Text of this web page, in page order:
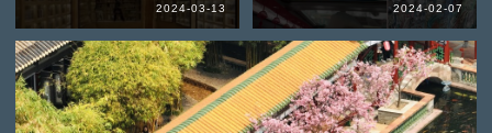
2024-03-13 2024-02-07